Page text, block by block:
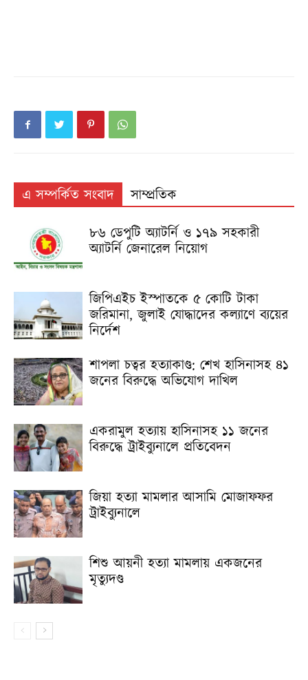
এ সম্পর্কিত সংবাদ
সাম্প্রতিক
৮৬ ডেপুটি অ্যাটর্নি ও ১৭৯ সহকারী
অ্যাটর্নি জেনারেল নিয়োগ
জিপিএইচ ইস্পাতকে ৫ কোটি টাকা
জরিমানা, জুলাই যোদ্ধাদের কল্যাণে ব্যয়ের
নির্দেশ
শাপলা চত্বর হত্যাকাণ্ড: শেখ হাসিনাসহ ৪১
জনের বিরুদ্ধে অভিযোগ দাখিল
একরামুল হত্যায় হাসিনাসহ ১১ জনের
বিরুদ্ধে ট্রাইব্যুনালে প্রতিবেদন
জিয়া হত্যা মামলার আসামি মোজাফফর
ট্রাইব্যুনালে
শিশু আয়নী হত্যা মামলায় একজনের
মৃত্যুদণ্ড